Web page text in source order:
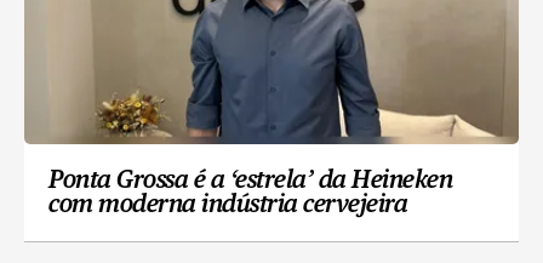
Ponta Grossa é a ‘estrela’ da Heineken
com moderna indústria cervejeira